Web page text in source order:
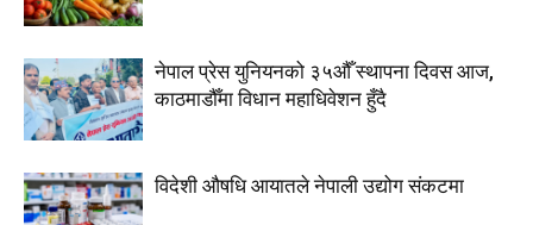
नेपाल प्रेस युनियनको ३५औँ स्थापना दिवस आज,
काठमाडौँमा विधान महाधिवेशन हुँदै
विदेशी औषधि आयातले नेपाली उद्योग संकटमा